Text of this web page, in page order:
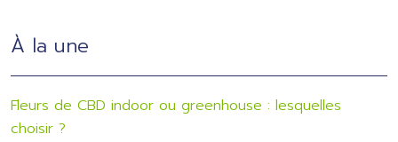
À la une
Fleurs de CBD indoor ou greenhouse : lesquelles
choisir ?